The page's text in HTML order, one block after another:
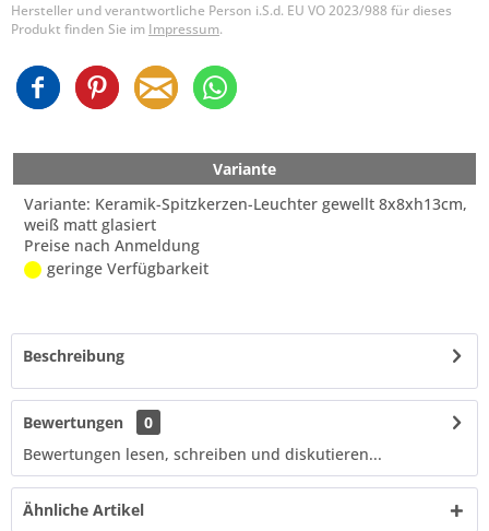
Hersteller und verantwortliche Person i.S.d. EU VO 2023/988 für dieses
Produkt finden Sie im Impressum.
Variante
Variante: Keramik-Spitzkerzen-Leuchter gewellt 8x8xh13cm,
weiß matt glasiert
Preise nach Anmeldung
geringe Verfügbarkeit
Beschreibung
Bewertungen
0
Bewertungen lesen, schreiben und diskutieren...
Ähnliche Artikel